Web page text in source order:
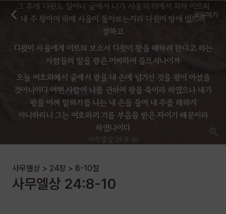
공유하기
그 후에 다윗도 일어나 굴에서 나가 사울의 뒤에서 외쳐 이르되
내 주 왕이여 하매 사울이 돌아보는지라 다윗이 땅에 엎드려
절하고
다윗이 사울에게 이르되 보소서 다윗이 왕을 해하려 한다고 하는
사람들의 말을 왕은 어찌하여 들으시나이까
오늘 여호와께서 굴에서 왕을 내 손에 넘기신 것을 왕이 아셨을
것이니이다 어떤 사람이 나를 권하여 왕을 죽이라 하였으나 내가
왕을 아껴 말하기를 나는 내 손을 들어 내 주를 해하지
아니하리니 그는 여호와의 기름 부음을 받은 자이기 때문이라
하였나이다
사무엘상 24:8-10
사무엘상 > 24장 > 8-10절
사무엘상 24:8-10